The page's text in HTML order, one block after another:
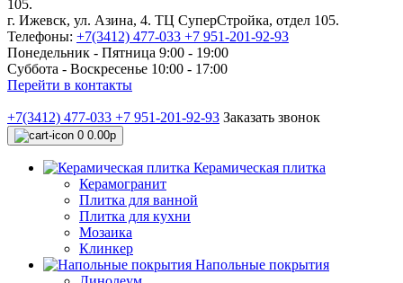
105.
г. Ижевск, ул. Азина, 4. ТЦ СуперСтройка, отдел 105.
Телефоны: +7(3412) 477-033 +7 951-201-92-93
Понедельник - Пятница 9:00 - 19:00
Суббота - Воскресенье 10:00 - 17:00
Перейти в контакты
+7(3412) 477-033 +7 951-201-92-93 Заказать звонок
0 0.00р
Керамическая плитка
Керамогранит
Плитка для ванной
Плитка для кухни
Мозаика
Клинкер
Напольные покрытия